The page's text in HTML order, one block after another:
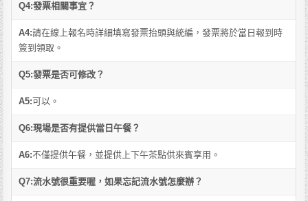
Q4:發票相關事宜？
A4:請在線上報名時詳細填寫發票抬頭與統編，發票將於當日報到時
簽到領取。
Q5:發票是否可修改？
A5:可以。
Q6:現場是否有提供當日午餐？
A6:不僅提供午餐，並提供上下午茶點供來賓享用。
Q7:流水號很重要喔，如果忘記流水號怎麼辦？